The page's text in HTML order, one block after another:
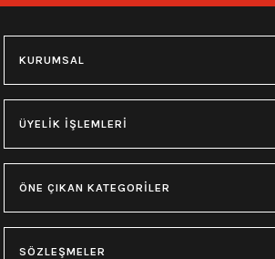
KURUMSAL
ÜYELİK İŞLEMLERİ
ÖNE ÇIKAN KATEGORİLER
SÖZLEŞMELER